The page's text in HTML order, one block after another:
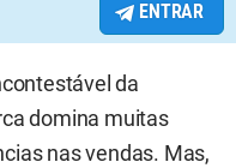
ENTRAR
da
domina muitas
nas vendas. Mas,